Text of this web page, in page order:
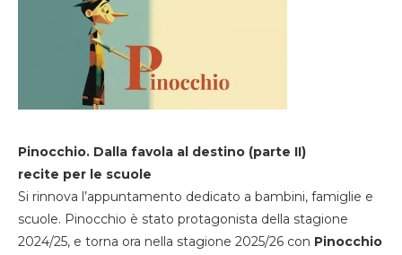
Pinocchio. Dalla favola al destino (parte II)
recite per le scuole
Si rinnova l’appuntamento dedicato a bambini, famiglie e
scuole. Pinocchio è stato protagonista della stagione
2024/25, e torna ora nella stagione 2025/26 con Pinocchio